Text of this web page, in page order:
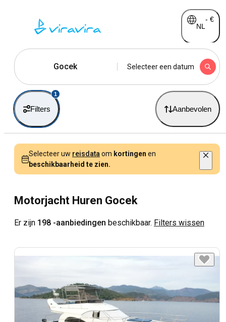
NL
- €
Gocek Selecteer een datum
Filters
1
Aanbevolen
Selecteer uw reisdata om kortingen en
beschikbaarheid te zien.
Motorjacht Huren Gocek
Er zijn 198 -aanbiedingen beschikbaar. Filters wissen